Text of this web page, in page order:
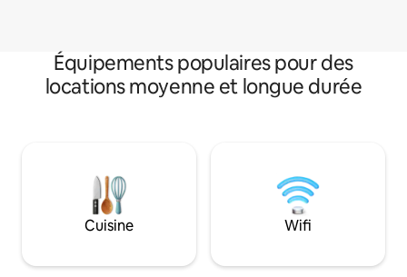
Équipements populaires pour des
locations moyenne et longue durée
Cuisine Wifi